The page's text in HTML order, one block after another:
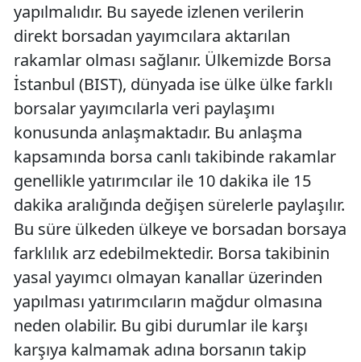
yapılmalıdır. Bu sayede izlenen verilerin
direkt borsadan yayımcılara aktarılan
rakamlar olması sağlanır. Ülkemizde Borsa
İstanbul (BIST), dünyada ise ülke ülke farklı
borsalar yayımcılarla veri paylaşımı
konusunda anlaşmaktadır. Bu anlaşma
kapsamında borsa canlı takibinde rakamlar
genellikle yatırımcılar ile 10 dakika ile 15
dakika aralığında değişen sürelerle paylaşılır.
Bu süre ülkeden ülkeye ve borsadan borsaya
farklılık arz edebilmektedir. Borsa takibinin
yasal yayımcı olmayan kanallar üzerinden
yapılması yatırımcıların mağdur olmasına
neden olabilir. Bu gibi durumlar ile karşı
karşıya kalmamak adına borsanın takip